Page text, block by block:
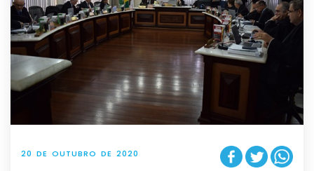
20 DE OUTUBRO DE 2020